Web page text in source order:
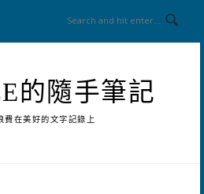
的隨手筆記
費在美好的文字記錄上